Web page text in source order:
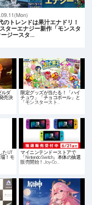
のトレンドは果汁エナドリ！
ターエナジー新作「モンスタ
ージースタ…
ルダ
売決
限定グッズが当たる！「ハイ
チュウ」「チョコボール」と
「モンスタースト…
たUT
！モ
マイニンテンドーストアで
「Nintendo Switch」本体の抽選
販売開始！Joy-Co…